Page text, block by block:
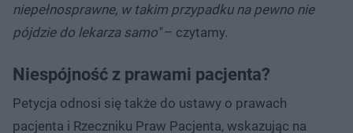
niepełnosprawne, w takim przypadku na pewno nie
pójdzie do lekarza samo"– czytamy.
Niespójność z prawami pacjenta?
Petycja odnosi się także do ustawy o prawach
pacjenta i Rzeczniku Praw Pacjenta, wskazując na